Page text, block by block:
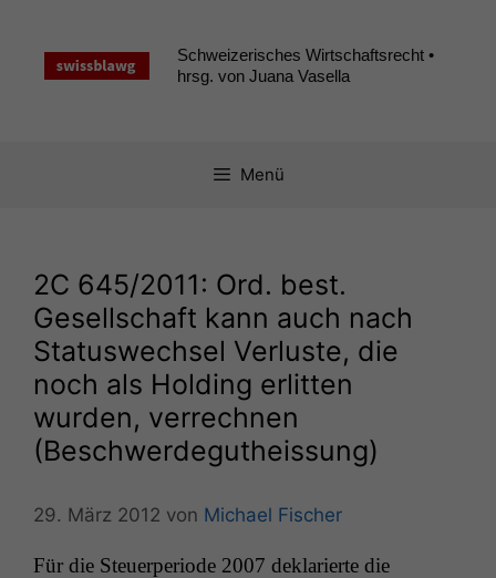
springen
Schweizerisches Wirtschaftsrecht •
hrsg. von Juana Vasella
Menü
2C 645/2011: Ord. best.
Gesellschaft kann auch nach
Statuswechsel Verluste, die
noch als Holding erlitten
wurden, verrechnen
(Beschwerdegutheissung)
29. März 2012 von Michael Fischer
Für die Steuer­pe­ri­ode 2007 deklar­i­erte die